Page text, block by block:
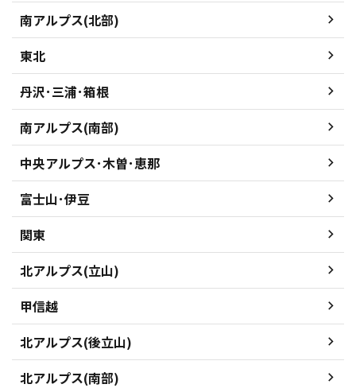
南アルプス(北部)
東北
丹沢･三浦･箱根
南アルプス(南部)
中央アルプス･木曽･恵那
富士山･伊豆
関東
北アルプス(立山)
甲信越
北アルプス(後立山)
北アルプス(南部)